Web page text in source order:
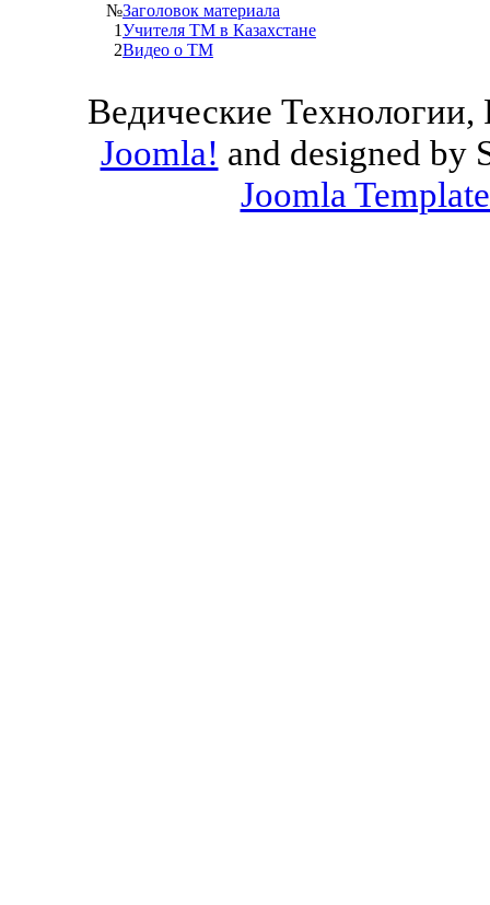
№Заголовок материала
1Учителя ТМ в Казахстане
2Видео о ТМ
Ведические Технологии,
Joomla! and designed by
Joomla